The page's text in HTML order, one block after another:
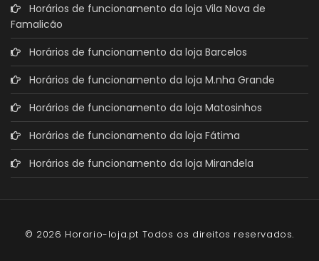
Horários de funcionamento da loja Vila Nova de
Famalicão
Horários de funcionamento da loja Barcelos
Horários de funcionamento da loja M.nha Grande
Horários de funcionamento da loja Matosinhos
Horários de funcionamento da loja Fátima
Horários de funcionamento da loja Mirandela
© 2026 Horario-loja.pt Todos os direitos reservados.